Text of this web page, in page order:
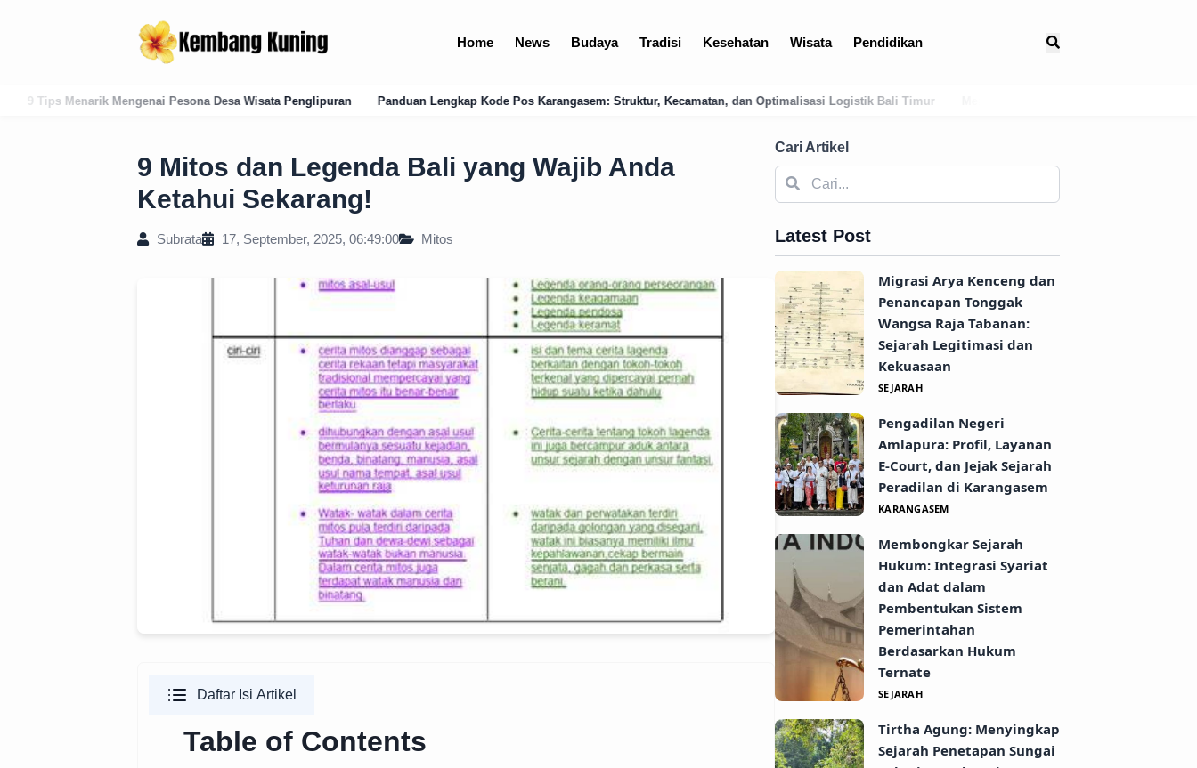
Home News Budaya Tradisi Kesehatan Wisata Pendidikan
Pesona Desa Wisata Penglipuran Panduan Lengkap Kode Pos Karangasem: Struktur, Kecamatan, dan Optimalisasi Logistik Bali Timur Menguak Jejak Kuno: Asal-Usul Mitologis dan Hubungan Awal
9 Mitos dan Legenda Bali yang Wajib Anda
Ketahui Sekarang!
Subrata 17, September, 2025, 06:49:00 Mitos
Daftar Isi Artikel
Table of Contents
Cari Artikel
Latest Post
Migrasi Arya Kenceng dan
Penancapan Tonggak
Wangsa Raja Tabanan:
Sejarah Legitimasi dan
Kekuasaan
SEJARAH
Pengadilan Negeri
Amlapura: Profil, Layanan
E-Court, dan Jejak Sejarah
Peradilan di Karangasem
KARANGASEM
Membongkar Sejarah
Hukum: Integrasi Syariat
dan Adat dalam
Pembentukan Sistem
Pemerintahan
Berdasarkan Hukum
Ternate
SEJARAH
Tirtha Agung: Menyingkap
Sejarah Penetapan Sungai